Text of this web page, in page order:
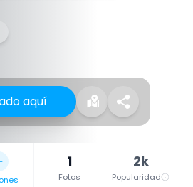
aquí
1
Fotos
2k
Popularidad